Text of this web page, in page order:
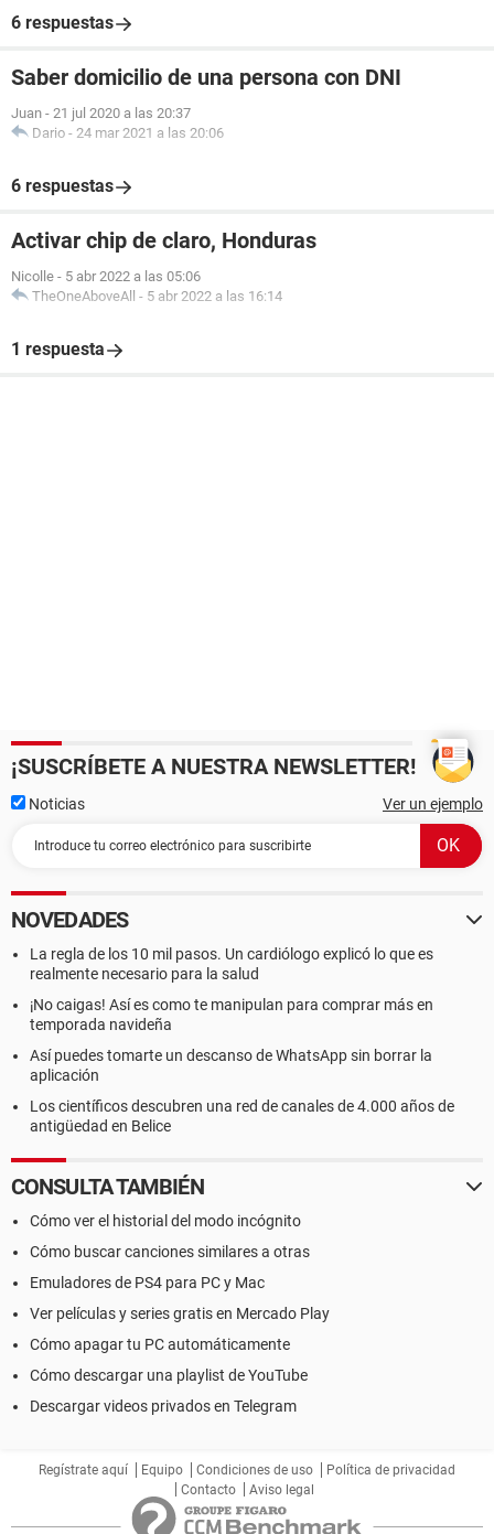
6 respuestas
Saber domicilio de una persona con DNI
Juan - 21 jul 2020 a las 20:37
Dario - 24 mar 2021 a las 20:06
6 respuestas
Activar chip de claro, Honduras
Nicolle - 5 abr 2022 a las 05:06
TheOneAboveAll - 5 abr 2022 a las 16:14
1 respuesta
¡SUSCRÍBETE A NUESTRA NEWSLETTER!
Noticias Ver un ejemplo
NOVEDADES
La regla de los 10 mil pasos. Un cardiólogo explicó lo que es
realmente necesario para la salud
¡No caigas! Así es como te manipulan para comprar más en
temporada navideña
Así puedes tomarte un descanso de WhatsApp sin borrar la
aplicación
Los científicos descubren una red de canales de 4.000 años de
antigüedad en Belice
CONSULTA TAMBIÉN
Cómo ver el historial del modo incógnito
Cómo buscar canciones similares a otras
Emuladores de PS4 para PC y Mac
Ver películas y series gratis en Mercado Play
Cómo apagar tu PC automáticamente
Cómo descargar una playlist de YouTube
Descargar videos privados en Telegram
Regístrate aquí Equipo Condiciones de uso
Política de privacidad
Contacto
Aviso legal